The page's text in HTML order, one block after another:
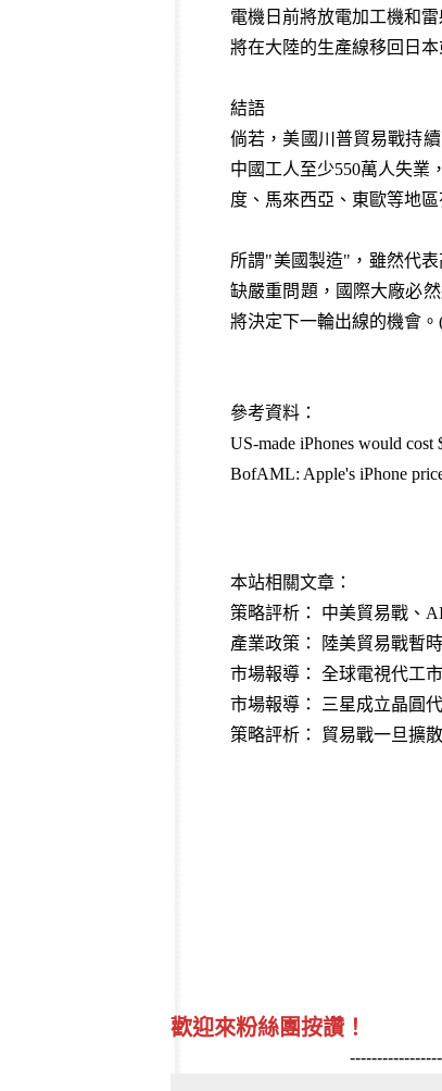
電機日前將放電加工機和
將在大陸的生產線移回日本
結語
倘若，美國川普貿易戰持
中國工人至少550萬人失業
度、馬來西亞、東歐等地
所謂"美國製造"，雖然代
缺嚴重問題，國際大廠必
將決定下一輪出線的機會。
參考資料：
US-made iPhones would cost
BofAML: Apple's iPhone
本站相關文章：
策略評析： 中美貿易戰、
產業政策： 陸美貿易戰暫
市場報導： 全球電視代工
市場報導： 三星成立晶圓
策略評析： 貿易戰一旦擴
歡迎來粉絲團按讚！